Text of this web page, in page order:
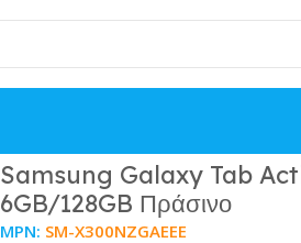
Samsung Galaxy Tab
6GB/128GB Πράσινο
MPN: SM-X300NZGAEEE